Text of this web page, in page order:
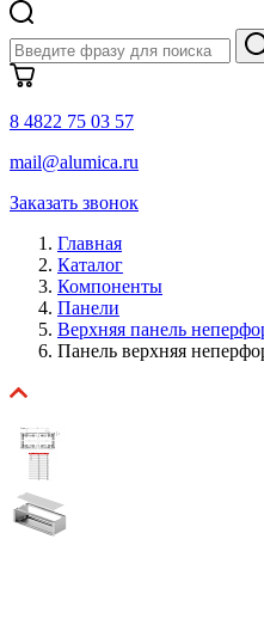
8 4822 75 03 57
mail@alumica.ru
Заказать звонок
Главная
Каталог
Компоненты
Панели
Верхняя панель
Панель верхняя